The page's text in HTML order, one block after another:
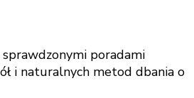
poradami
i naturalnych metod dbania o